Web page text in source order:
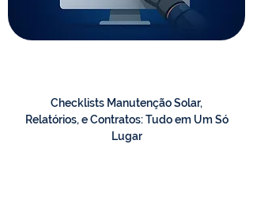
Checklists Manutenção Solar,
Relatórios, e Contratos: Tudo em Um Só
Lugar